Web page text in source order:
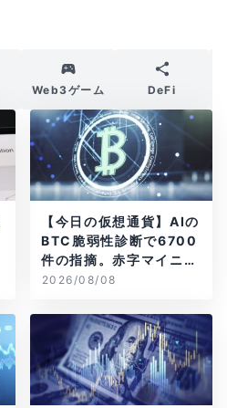
Web3ゲーム DeFi
【今日の仮想通貨】AIの
BTC脆弱性診断で6700
件の指摘。赤字マイニン
グ企業はAIに賭ける
2026/08/08